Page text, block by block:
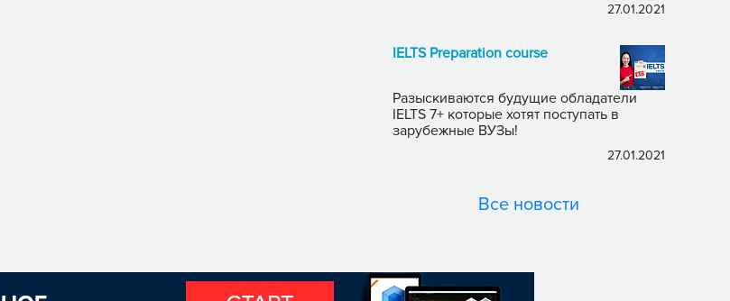
27.01.2021
IELTS Preparation course
Разыскиваются будущие обладатели
IELTS 7+ которые хотят поступать в
зарубежные ВУЗы!
27.01.2021
Все новости